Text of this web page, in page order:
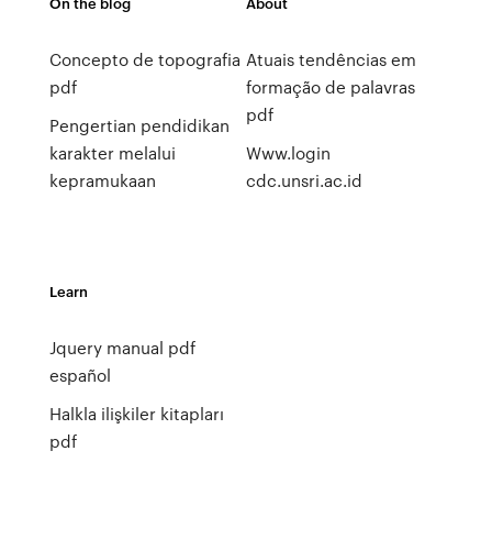
Concepto de topografia
pdf
Pengertian pendidikan
karakter melalui
kepramukaan
Atuais tendências em
formação de palavras
pdf
Www.login
cdc.unsri.ac.id
Learn
Jquery manual pdf
español
Halkla ilişkiler kitapları
pdf